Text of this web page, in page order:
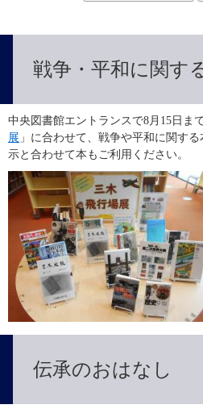
戦争・平和に関す
中央図書館エントランスで8月15日ま
展 」に合わせて、戦争や平和に関す
示と合わせて本もご利用ください。
伝承のおはなし